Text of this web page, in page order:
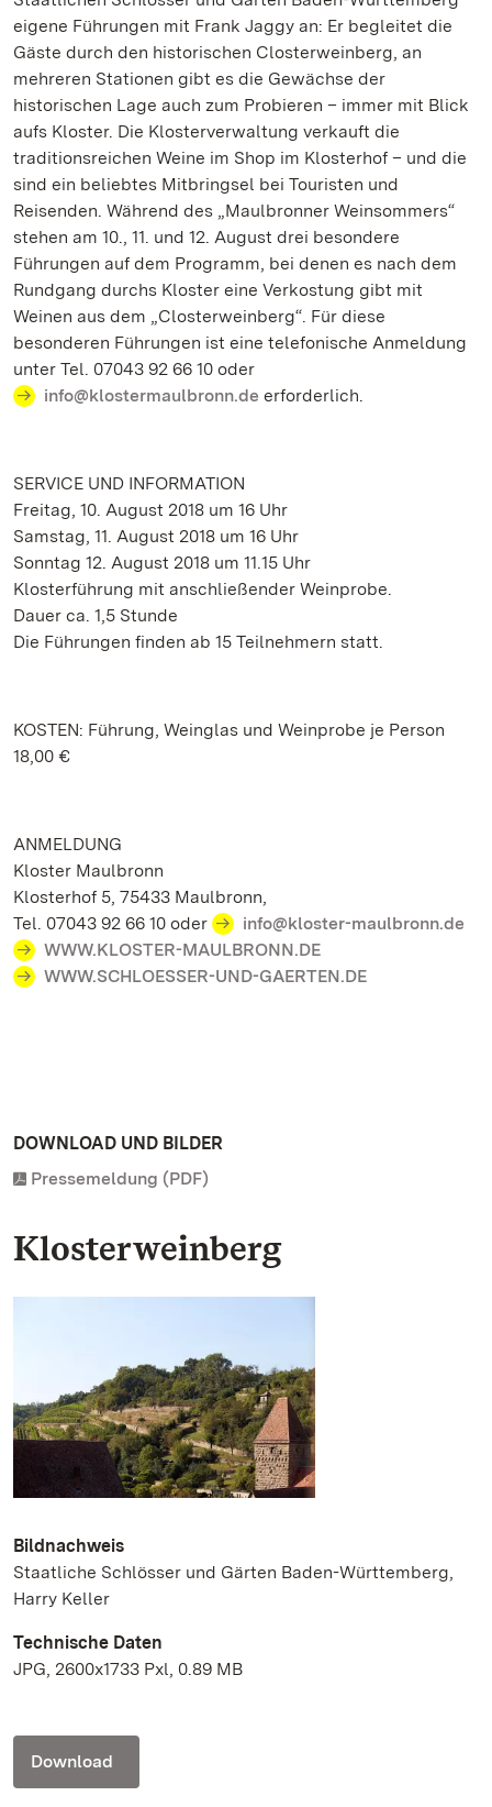
eigene Führungen mit Frank Jaggy an: Er begleitet die
Gäste durch den historischen Closterweinberg, an
mehreren Stationen gibt es die Gewächse der
historischen Lage auch zum Probieren – immer mit Blick
aufs Kloster. Die Klosterverwaltung verkauft die
traditionsreichen Weine im Shop im Klosterhof – und die
sind ein beliebtes Mitbringsel bei Touristen und
Reisenden. Während des „Maulbronner Weinsommers“
stehen am 10., 11. und 12. August drei besondere
Führungen auf dem Programm, bei denen es nach dem
Rundgang durchs Kloster eine Verkostung gibt mit
Weinen aus dem „Closterweinberg“. Für diese
besonderen Führungen ist eine telefonische Anmeldung
unter Tel. 07043 92 66 10 oder
info@klostermaulbronn.de erforderlich.
SERVICE UND INFORMATION
Freitag, 10. August 2018 um 16 Uhr
Samstag, 11. August 2018 um 16 Uhr
Sonntag 12. August 2018 um 11.15 Uhr
Klosterführung mit anschließender Weinprobe.
Dauer ca. 1,5 Stunde
Die Führungen finden ab 15 Teilnehmern statt.
KOSTEN: Führung, Weinglas und Weinprobe je Person
18,00 €
ANMELDUNG
Kloster Maulbronn
Klosterhof 5, 75433 Maulbronn,
Tel. 07043 92 66 10 oder
info@kloster-maulbronn.de
WWW.KLOSTER-MAULBRONN.DE
WWW.SCHLOESSER-UND-GAERTEN.DE
DOWNLOAD UND BILDER
Pressemeldung (PDF)
Klosterweinberg
Bildnachweis
Staatliche Schlösser und Gärten Baden-Württemberg,
Harry Keller
Technische Daten
JPG, 2600x1733 Pxl, 0.89 MB
Download